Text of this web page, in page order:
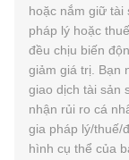
hoặc nắm giữ tài
pháp lý hoặc
đều chịu biến
giảm giá trị. Bạn
giao dịch tài sản
nhận rủi ro cá
gia pháp lý/thuế/
hình cụ thể của